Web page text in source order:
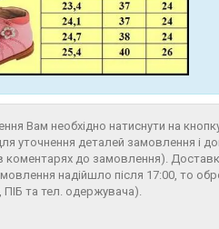
Вам необхідно натиснути на
уточнення деталей замовлення і
коментарях до замовлення).
надійшло після 17:00, то
та тел. одержувача).